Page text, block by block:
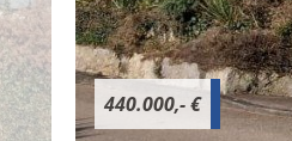
440.000,- €